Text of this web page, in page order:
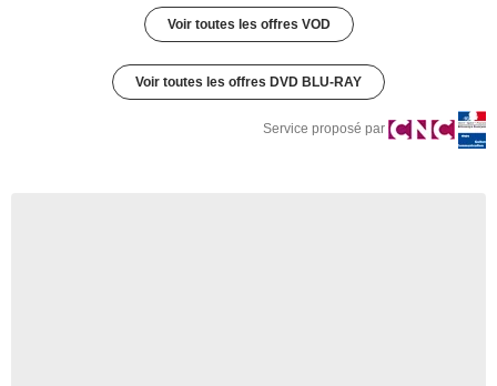
Voir toutes les offres VOD
Voir toutes les offres DVD BLU-RAY
Service proposé par